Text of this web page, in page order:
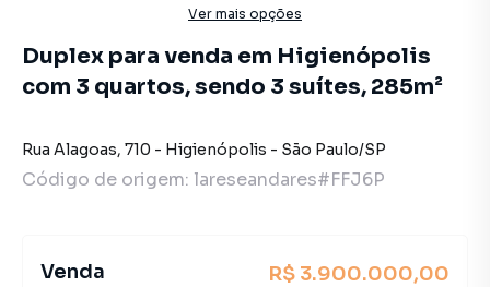
Ver mais opções
Duplex para venda em Higienópolis
com 3 quartos, sendo 3 suítes, 285m²
Rua Alagoas, 710 - Higienópolis - São Paulo/SP
Código de origem: lareseandares#FFJ6P
Venda R$ 3.900.000,00